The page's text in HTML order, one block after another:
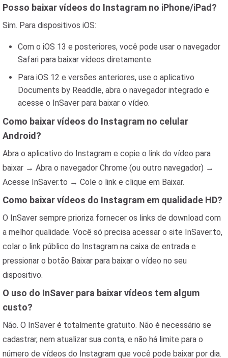
Posso baixar vídeos do Instagram no iPhone/iPad?
Sim. Para dispositivos iOS:
Com o iOS 13 e posteriores, você pode usar o navegador
Safari para baixar vídeos diretamente.
Para iOS 12 e versões anteriores, use o aplicativo
Documents by Readdle, abra o navegador integrado e
acesse o InSaver para baixar o vídeo.
Como baixar vídeos do Instagram no celular
Android?
Abra o aplicativo do Instagram e copie o link do vídeo para
baixar → Abra o navegador Chrome (ou outro navegador) →
Acesse InSaver.to → Cole o link e clique em Baixar.
Como baixar vídeos do Instagram em qualidade HD?
O InSaver sempre prioriza fornecer os links de download com
a melhor qualidade. Você só precisa acessar o site InSaver.to,
colar o link público do Instagram na caixa de entrada e
pressionar o botão Baixar para baixar o vídeo no seu
dispositivo.
O uso do InSaver para baixar vídeos tem algum
custo?
Não. O InSaver é totalmente gratuito. Não é necessário se
cadastrar, nem atualizar sua conta, e não há limite para o
número de vídeos do Instagram que você pode baixar por dia.